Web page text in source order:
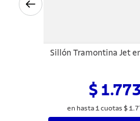
Sillón Tramontina Jet
$
en hasta 1 cuotas $ 1 .